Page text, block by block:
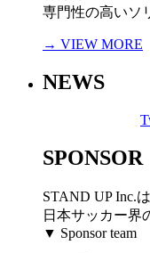
専門性の高いソ
→ VIEW MORE
NEWS
SPONSOR
STAND UP Inc.は
日本サッカー界
▼ Sponsor team